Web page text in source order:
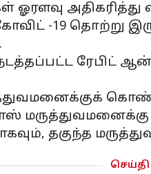
ஓரளவு
-19 தொற்று
ரேபிட்
மருத்துவமனைக்கு
தகுந்த